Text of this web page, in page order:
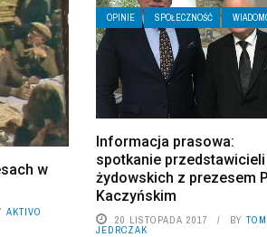
w
AKTIVO
OPINIE SPOŁECZNOŚĆ
Informacja prasowa:
spotkanie przedstawicieli
żydowskich z prezesem
Kaczyńskim
20 LISTOPADA 2017 BY
JEDRCZAK